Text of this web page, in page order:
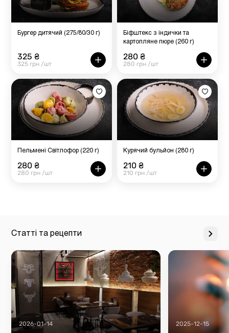
Бургер дитячий (275/80/30 г)
325 ₴
325 грн /шт
Біфштекс з індички та
картопляне пюре (260 г)
280 ₴
280 грн /шт
Пельмені Світлофор (220 г)
280 ₴
280 грн /шт
Курячий бульйон (280 г)
210 ₴
210 грн /шт
Статті та рецепти
2026-01-14 2025-12-15